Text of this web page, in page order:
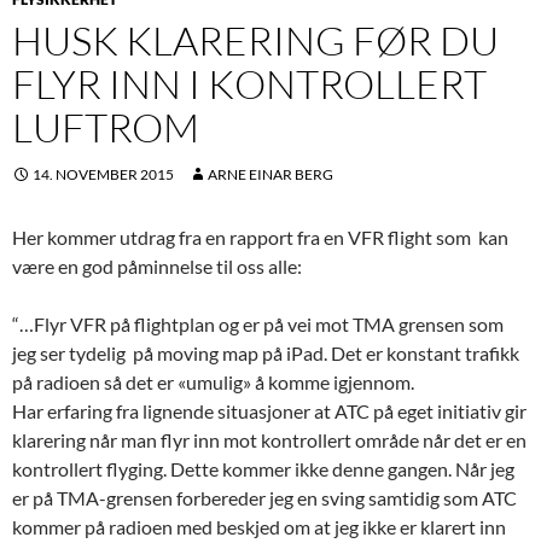
HUSK KLARERING FØR DU
FLYR INN I KONTROLLERT
LUFTROM
14. NOVEMBER 2015 ARNE EINAR BERG
Her kommer utdrag fra en rapport fra en VFR flight som kan
være en god påminnelse til oss alle:
“…Flyr VFR på flightplan og er på vei mot TMA grensen som
jeg ser tydelig på moving map på iPad. Det er konstant trafikk
på radioen så det er «umulig» å komme igjennom.
Har erfaring fra lignende situasjoner at ATC på eget initiativ gir
klarering når man flyr inn mot kontrollert område når det er en
kontrollert flyging. Dette kommer ikke denne gangen. Når jeg
er på TMA-grensen forbereder jeg en sving samtidig som ATC
kommer på radioen med beskjed om at jeg ikke er klarert inn